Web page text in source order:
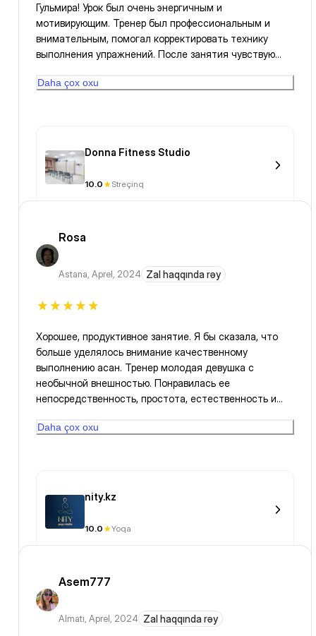
Гульмира! Урок был очень энергичным и
мотивирующим. Тренер был профессиональным и
внимательным, помогал корректировать технику
выполнения упражнений. После занятия чувствую
Обязательно буду продолжать посещать эти
Daha çox oxu
Donna Fitness Studio
10.0 Streçinq
Rosa
Astana, Aprel, 2024 Zal haqqında rəy
Хорошее, продуктивное занятие. Я бы сказала, что
больше уделялось внимание качественному
выполнению асан. Тренер молодая девушка с
необычной внешностью. Понравилась ее
непосредственность, простота, естественность и
шавасамы звучала громче, чем нужно и хотелось бы
Daha çox oxu
nity.kz
10.0 Yoqa
Asem777
Almatı, Aprel, 2024 Zal haqqında rəy